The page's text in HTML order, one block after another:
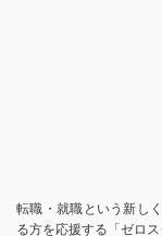
転職・就職という新し
る方を応援する「ゼロス